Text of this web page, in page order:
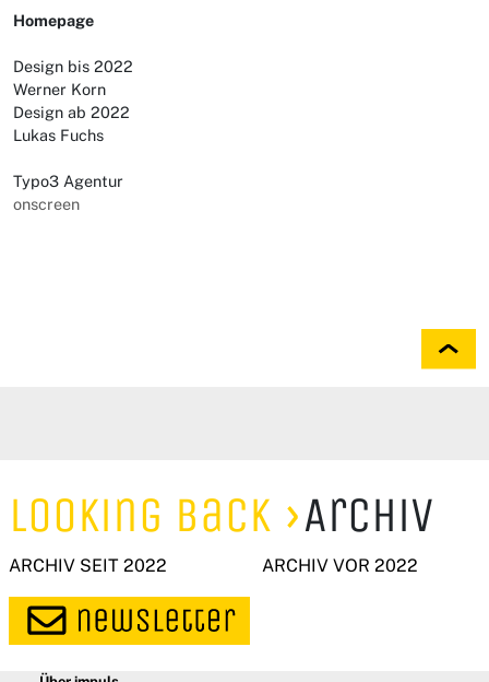
Homepage
Design bis 2022
Werner Korn
Design ab 2022
Lukas Fuchs
Typo3 Agentur
onscreen
Looking Back Archiv
ARCHIV SEIT 2022 ARCHIV VOR 2022